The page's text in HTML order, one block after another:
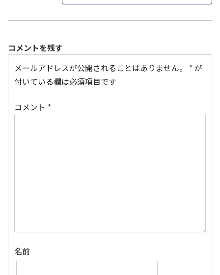
コメントを残す
メールアドレスが公開されることはありません。
*が
付いている欄は必須項目です
コメント *
名前